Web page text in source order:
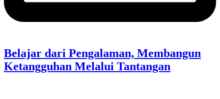
Belajar dari Pengalaman, Membangun
Ketangguhan Melalui Tantangan